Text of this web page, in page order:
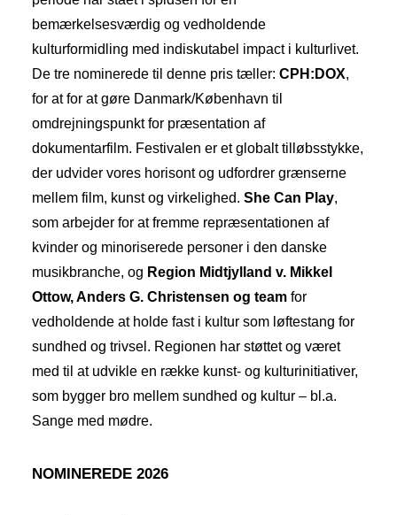
NOMINEREDE 2026
bemærkelsesværdig og vedholdende
kulturformidling med indiskutabel impact i kulturlivet.
De tre nominerede til denne pris tæller: CPH:DOX,
for at for at gøre Danmark/København til
omdrejningspunkt for præsentation af
dokumentarfilm. Festivalen er et globalt tilløbsstykke,
der udvider vores horisont og udfordrer grænserne
mellem film, kunst og virkelighed. She Can Play,
som arbejder for at fremme repræsentationen af
kvinder og minoriserede personer i den danske
musikbranche, og Region Midtjylland v. Mikkel
Ottow, Anders G. Christensen og team for
vedholdende at holde fast i kultur som løftestang for
sundhed og trivsel. Regionen har støttet og været
med til at udvikle en række kunst- og kulturinitiativer,
som bygger bro mellem sundhed og kultur – bl.a.
Sange med mødre.